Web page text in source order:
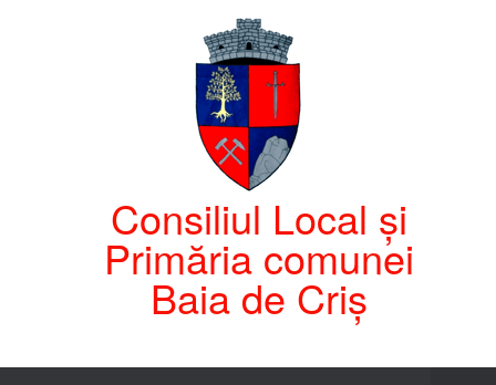
Consiliul Local și
Primăria comunei
Baia de Criș